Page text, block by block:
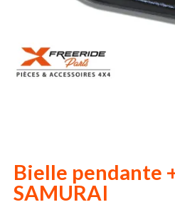
Bielle pendante
SAMURAI